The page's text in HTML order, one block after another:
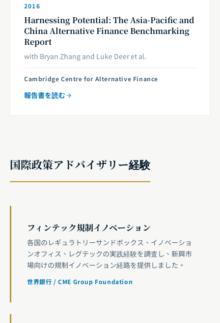
2016
Harnessing Potential: The Asia-Pacific and
China Alternative Finance Benchmarking
Report
with Bryan Zhang and Luke Deer et al.
Cambridge Centre for Alternative Finance
報告書を読む
国際政策アドバイザリー経験
フィンテック規制イノベーション
各国のレギュラトリーサンドボックス、イノベーショ
ンオフィス、レグテックの実践経験を調査し、新興市
場向けの規制イノベーション経路を提供しました。
世界銀行 / CME Group Foundation